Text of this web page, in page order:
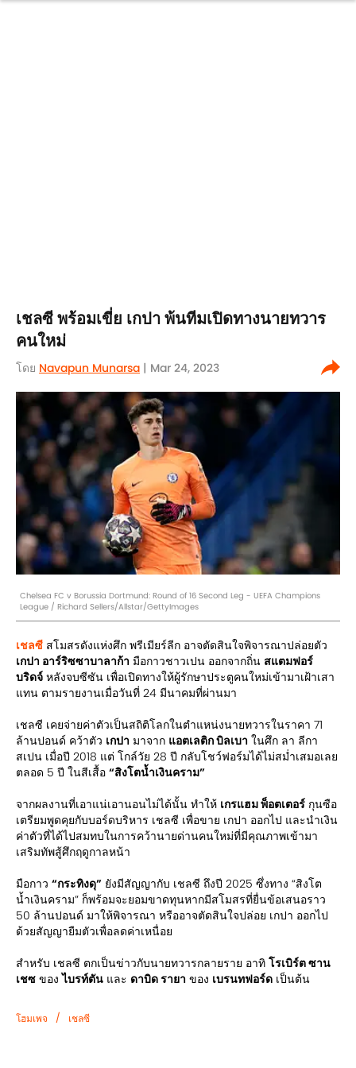
เชลซี พร้อมเขี่ย เกปา พ้นทีมเปิดทางนายทวาร
คนใหม่
โดย Navapun Munarsa | Mar 24, 2023
Chelsea FC v Borussia Dortmund: Round of 16 Second Leg - UEFA Champions
League / Richard Sellers/Allstar/GettyImages
เชลซี สโมสรดังแห่งศึก พรีเมียร์ลีก อาจตัดสินใจพิจารณาปล่อยตัว
เกปา อาร์ริซซาบาลาก้า มือกาวชาวเปน ออกจากถิ่น สแตมฟอร์
บริดจ์ หลังจบซีซัน เพื่อเปิดทางให้ผู้รักษาประตูคนใหม่เข้ามาเฝ้าเสา
แทน ตามรายงานเมื่อวันที่ 24 มีนาคมที่ผ่านมา
เชลซี เคยจ่ายค่าตัวเป็นสถิติโลกในตำแหน่งนายทวารในราคา 71
ล้านปอนด์ คว้าตัว เกปา มาจาก แอตเลติก บิลเบา ในศึก ลา ลีกา
สเปน เมื่อปี 2018 แต่ โกล์วัย 28 ปี กลับโชว์ฟอร์มได้ไม่สม่ำเสมอเลย
ตลอด 5 ปี ในสีเสื้อ “สิงโตน้ำเงินคราม”
จากผลงานที่เอาแน่เอานอนไม่ได้นั้น ทำให้ เกรแฮม พ็อตเตอร์ กุนซือ
เตรียมพูดคุยกับบอร์ดบริหาร เชลซี เพื่อขาย เกปา ออกไป และนำเงิน
ค่าตัวที่ได้ไปสมทบในการคว้านายด่านคนใหม่ที่มีคุณภาพเข้ามา
เสริมทัพสู้ศึกฤดูกาลหน้า
มือกาว “กระทิงดุ” ยังมีสัญญากับ เชลซี ถึงปี 2025 ซึ่งทาง “สิงโต
น้ำเงินคราม” ก็พร้อมจะยอมขาดทุนหากมีสโมสรที่ยื่นข้อเสนอราว
50 ล้านปอนด์ มาให้พิจารณา หรืออาจตัดสินใจปล่อย เกปา ออกไป
ด้วยสัญญายืมตัวเพื่อลดค่าเหนื่อย
สำหรับ เชลซี ตกเป็นข่าวกับนายทวารกลายราย อาทิ โรเบิร์ต ซาน
เชซ ของไบรท์ตัน และ ดาบิด รายา ของ เบรนทฟอร์ด เป็นต้น
โฮมเพจ / เชลซี